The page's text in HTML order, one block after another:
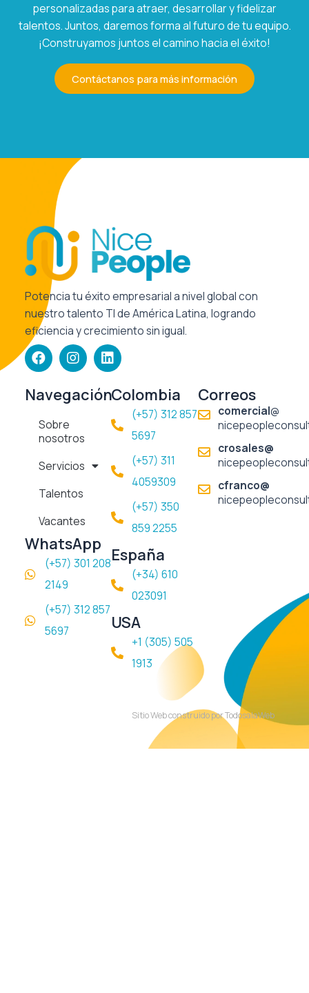
personalizadas para atraer, desarrollar y fidelizar
talentos. Juntos, daremos forma al futuro de tu equipo.
¡Construyamos juntos el camino hacia el éxito!
Contáctanos para más información
Potencia tu éxito empresarial a nivel global con
nuestro talento TI de América Latina, logrando
eficiencia y crecimiento sin igual.
F
a
c
e
b
o
o
k
I
n
s
t
a
r
a
m
L
i
n
k
e
d
Navegación
Sobre
nosotros
Servicios
Talentos
Vacantes
WhatsApp
(+57) 301 208
2149
(+57) 312 857
5697
Colombia
(+57) 312 857
5697​
(+57) 311
4059309
(+57) 350
859 2255
España
(+34) 610
023091
USA
+1 (305) 505
1913
Correos
comercial@
crosales@
cfranco@
Sitio Web construido por TodosalaWeb